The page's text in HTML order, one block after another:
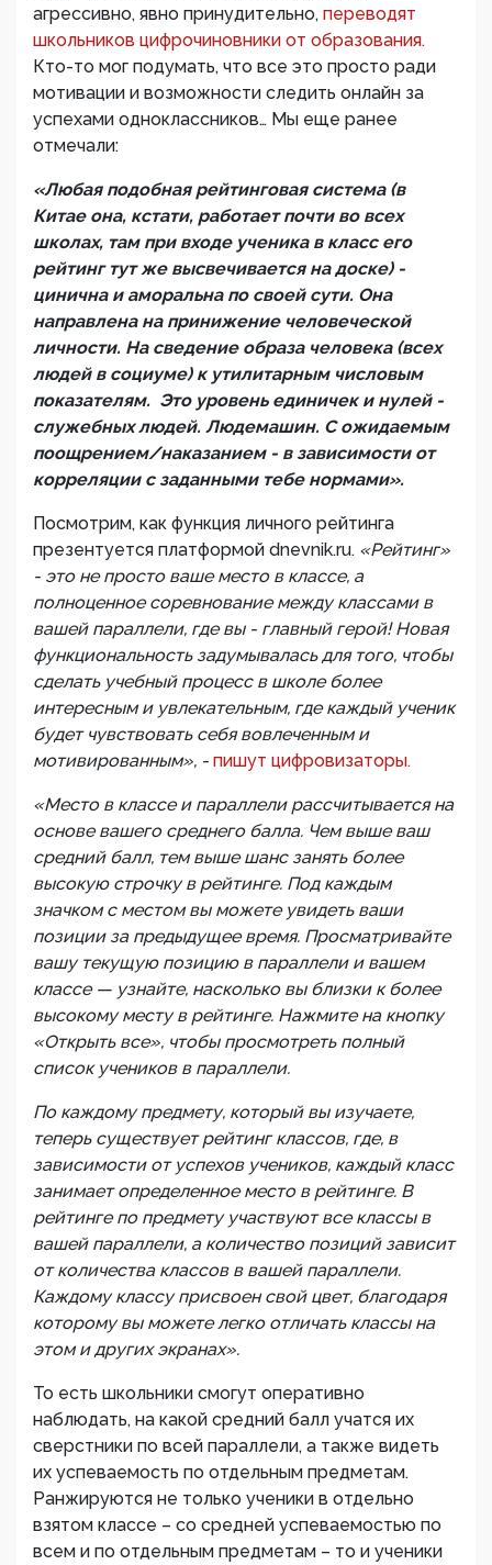
агрессивно, явно принудительно, переводят
школьников цифрочиновники от образования.
Кто-то мог подумать, что все это просто ради
мотивации и возможности следить онлайн за
успехами одноклассников… Мы еще ранее
отмечали:
«Любая подобная рейтинговая система (в
Китае она, кстати, работает почти во всех
школах, там при входе ученика в класс его
рейтинг тут же высвечивается на доске) -
цинична и аморальна по своей сути. Она
направлена на принижение человеческой
личности. На сведение образа человека (всех
людей в социуме) к утилитарным числовым
показателям. Это уровень единичек и нулей -
служебных людей. Людемашин. С ожидаемым
поощрением/наказанием - в зависимости от
корреляции с заданными тебе нормами».
Посмотрим, как функция личного рейтинга
презентуется платформой dnevnik.ru. «Рейтинг‎»
- это не просто ваше место в классе, а
полноценное соревнование между классами в
вашей параллели, где вы - главный герой! Новая
функциональность задумывалась для того, чтобы
сделать учебный процесс в школе более
интересным и увлекательным, где каждый ученик
будет чувствовать себя вовлеченным и
мотивированным», - пишут цифровизаторы.
«Место в классе и параллели рассчитывается на
основе вашего среднего балла. Чем выше ваш
средний балл, тем выше шанс занять более
высокую строчку в рейтинге. Под каждым
значком с местом вы можете увидеть ваши
позиции за предыдущее время. Просматривайте
вашу текущую позицию в параллели и вашем
классе — узнайте, насколько вы близки к более
высокому месту в рейтинге. Нажмите на кнопку
«‎Открыть все»‎, чтобы просмотреть полный
список учеников в параллели.
По каждому предмету, который вы изучаете,
теперь существует рейтинг классов, где, в
зависимости от успехов учеников, каждый класс
занимает определенное место в рейтинге. В
рейтинге по предмету участвуют все классы в
вашей параллели, а количество позиций зависит
от количества классов в вашей параллели.
Каждому классу присвоен свой цвет, благодаря
которому вы можете легко отличать классы на
этом и других экранах».
То есть школьники смогут оперативно
наблюдать, на какой средний балл учатся их
сверстники по всей параллели, а также видеть
их успеваемость по отдельным предметам.
Ранжируются не только ученики в отдельно
взятом классе – со средней успеваемостью по
всем и по отдельным предметам – то и ученики